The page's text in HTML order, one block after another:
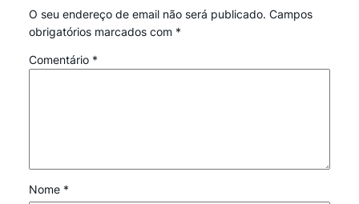
O seu endereço de email não será publicado. Campos
obrigatórios marcados com *
Comentário *
Nome *